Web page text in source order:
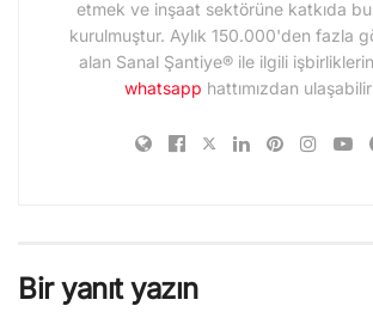
etmek ve inşaat sektörüne katkıda
kurulmuştur. Aylık 150.000'den fazla
alan Sanal Şantiye® ile ilgili
whatsapp hattımızdan
Bir yanıt yazın